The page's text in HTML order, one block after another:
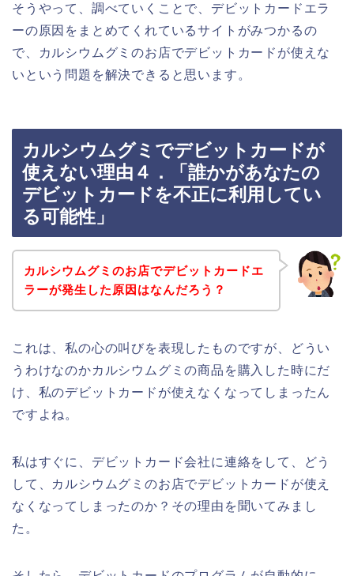
そうやって、調べていくことで、デビットカードエラ
ーの原因をまとめてくれているサイトがみつかるの
で、カルシウムグミのお店でデビットカードが使えな
いという問題を解決できると思います。
カルシウムグミでデビットカードが
使えない理由４．「誰かがあなたの
デビットカードを不正に利用してい
る可能性」
カルシウムグミのお店でデビットカードエ
ラーが発生した原因はなんだろう？
これは、私の心の叫びを表現したものですが、どうい
うわけなのかカルシウムグミの商品を購入した時にだ
け、私のデビットカードが使えなくなってしまったん
ですよね。
私はすぐに、デビットカード会社に連絡をして、どう
して、カルシウムグミのお店でデビットカードが使え
なくなってしまったのか？その理由を聞いてみまし
た。